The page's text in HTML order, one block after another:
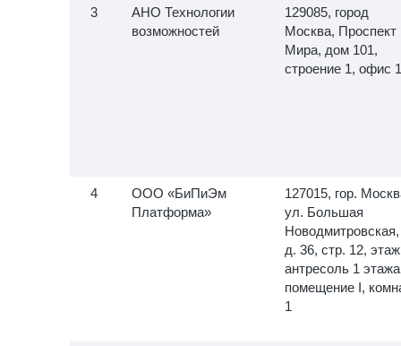
АНО Технологии
возможностей
129085, город
Москва, Проспект
Мира, дом 101,
строение 1, офис
ООО «БиПиЭм
Платформа»
127015, гор.
ул. Большая
Новодмитровская,
д. 36, стр. 12, этаж
антресоль 1
помещение I,
1